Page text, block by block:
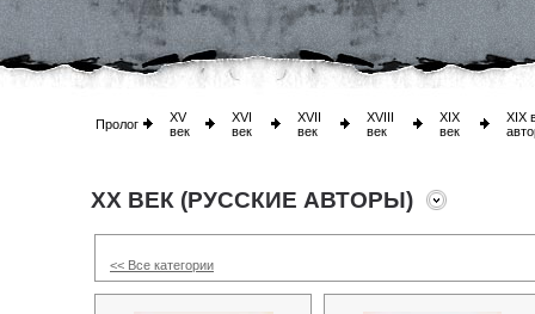
Пролог
XV
век
XVI
век
XVII
век
XVIII
век
XIX
век
XIX
XX ВЕК (РУССКИЕ АВТОРЫ)
<< Все категории